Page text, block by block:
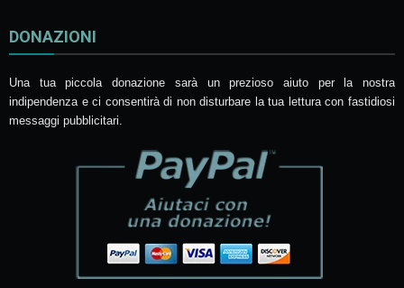
DONAZIONI
Una tua piccola donazione sarà un prezioso aiuto per la nostra
indipendenza e ci consentirà di non disturbare la tua lettura con fastidiosi
messaggi pubblicitari.